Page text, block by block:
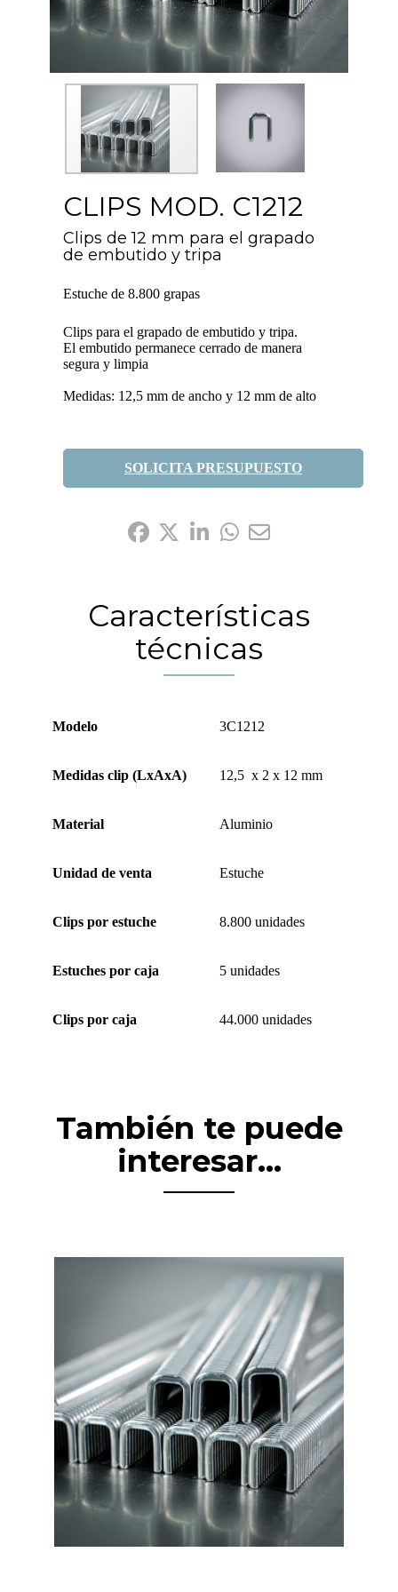
CLIPS MOD. C1212
Clips de 12 mm para el grapado
de embutido y tripa
Estuche de 8.800 grapas
Clips para el grapado de embutido y tripa.
El embutido permanece cerrado de manera
segura y limpia
Medidas: 12,5 mm de ancho y 12 mm de alto
SOLICITA PRESUPUESTO
Características
técnicas
Modelo 3C1212
Medidas clip (LxAxA) 12,5 x 2 x 12 mm
Material Aluminio
Unidad de venta Estuche
Clips por estuche 8.800 unidades
Estuches por caja 5 unidades
Clips por caja 44.000 unidades
También te puede
interesar...